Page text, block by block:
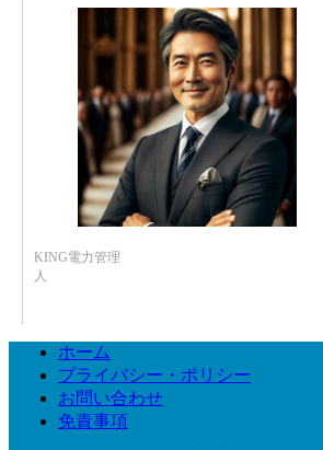
KING電力管理
人
ホーム
プライバシー・ポリシー
お問い合わせ
免責事項